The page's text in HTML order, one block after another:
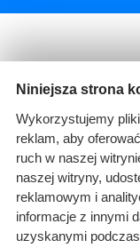
Wyniki wyszukiwania
0 informacji dla:
Niniejsza strona
Wykorzystujemy
reklam, aby
ruch w naszej
naszej witryny,
reklamowym i
informacje z innymi
uzyskanymi